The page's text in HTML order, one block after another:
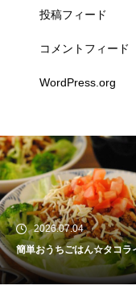
投稿フィード
コメントフィード
WordPress.org
2026.07.04
簡単おうちごはん☆タコラ